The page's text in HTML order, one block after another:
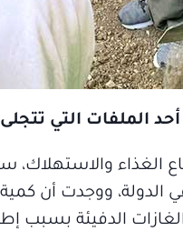
الملفات التي
الغذاء
الدفيئة بسبب